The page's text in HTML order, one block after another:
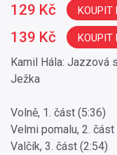
Kamil Hála: Jazzová
Ježka
Volně, 1. část (5:36)
Velmi pomalu, 2. část
Valčík, 3. část (2:54)
129 Kč KOUPIT
139 Kč KOUPIT